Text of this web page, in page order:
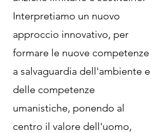
Interpretiamo un nuovo
approccio innovativo, per
formare le nuove competenze
a salvaguardia dell'ambiente e
delle competenze
umanistiche, ponendo al
centro il valore dell'uomo,